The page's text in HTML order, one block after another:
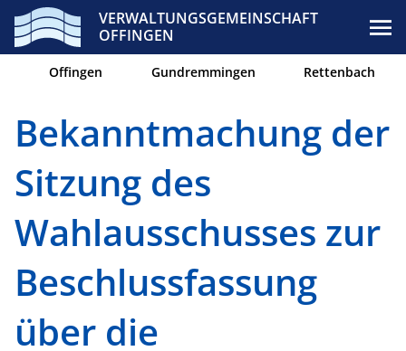
VERWALTUNGSGEMEINSCHAFT
OFFINGEN
Offingen Gundremmingen Rettenbach
Bekanntmachung der
Sitzung des
Wahlausschusses zur
Beschlussfassung
über die